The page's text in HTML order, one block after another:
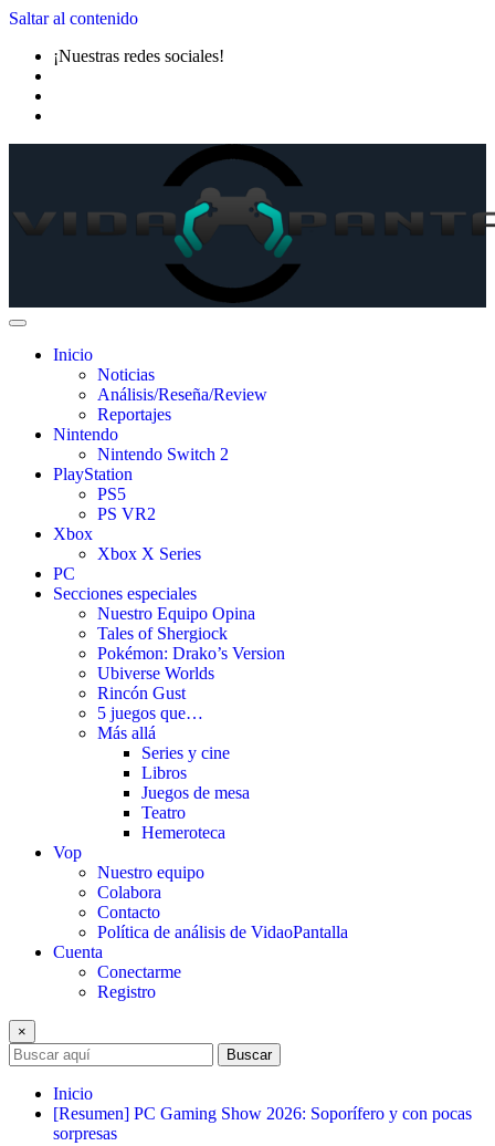
Saltar al contenido
¡Nuestras redes sociales!
Inicio
Noticias
Análisis/Reseña/Review
Reportajes
Nintendo
Nintendo Switch 2
PlayStation
PS5
PS VR2
Xbox
Xbox X Series
PC
Secciones especiales
Nuestro Equipo Opina
Tales of Shergiock
Pokémon: Drako’s Version
Ubiverse Worlds
Rincón Gust
5 juegos que…
Más allá
Series y cine
Libros
Juegos de mesa
Teatro
Hemeroteca
Vop
Nuestro equipo
Colabora
Contacto
Política de análisis de VidaoPantalla
Cuenta
Conectarme
Registro
×
Buscar
Inicio
[Resumen] PC Gaming Show 2026: Soporífero y con pocas
sorpresas